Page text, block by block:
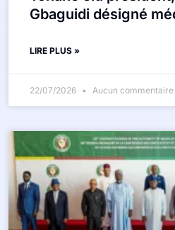
Gbaguidi désigné
LIRE PLUS »
22/07/2026 Aucun commentaire